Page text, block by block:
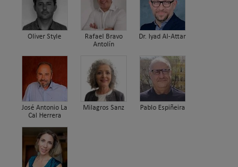
Oliver Style
Rafael Bravo
Antolín
Dr. Iyad Al-Attar
José Antonio La
Cal Herrera
Milagros Sanz Pablo Espiñeira